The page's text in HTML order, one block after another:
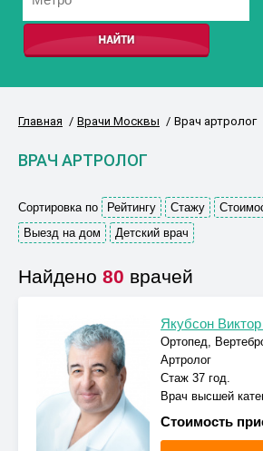
Главная Врачи Москвы Врач артролог
ВРАЧ АРТРОЛОГ
Сортировка по Рейтингу Стажу
Выезд на дом
Детский врач
Найдено 80 врачей
Якубсон
Ортопед,
Артролог
Стаж 37 год.
Врач высшей
Стоимость